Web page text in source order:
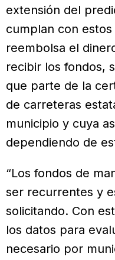
extensión del
cumplan con
reembolsa el
recibir los fondos,
que parte de la
de carreteras
municipio y cuya
dependiendo de
“Los fondos de
ser recurrentes y
solicitando. Con
los datos para
necesario por